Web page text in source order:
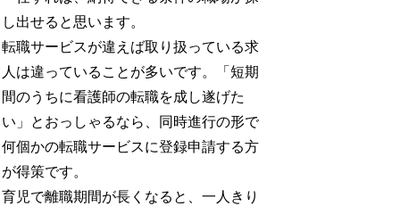
し出せると思います。
転職サービスが違えば取り扱っている求
人は違っていることが多いです。「短期
間のうちに看護師の転職を成し遂げた
い」とおっしゃるなら、同時進行の形で
何個かの転職サービスに登録申請する方
が得策です。
育児で離職期間が長くなると、一人きり